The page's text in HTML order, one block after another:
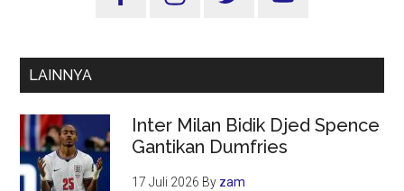
Berwibawa
LAINNYA
Inter Milan Bidik Djed Spence
Gantikan Dumfries
17 Juli 2026 By zam